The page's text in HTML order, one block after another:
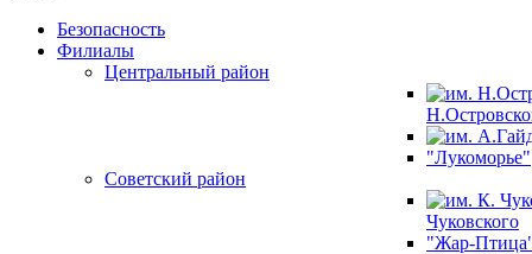
Безопасность
Филиалы
Центральный район
"Лукоморье"
Советский район
Чуковского
"Жар-